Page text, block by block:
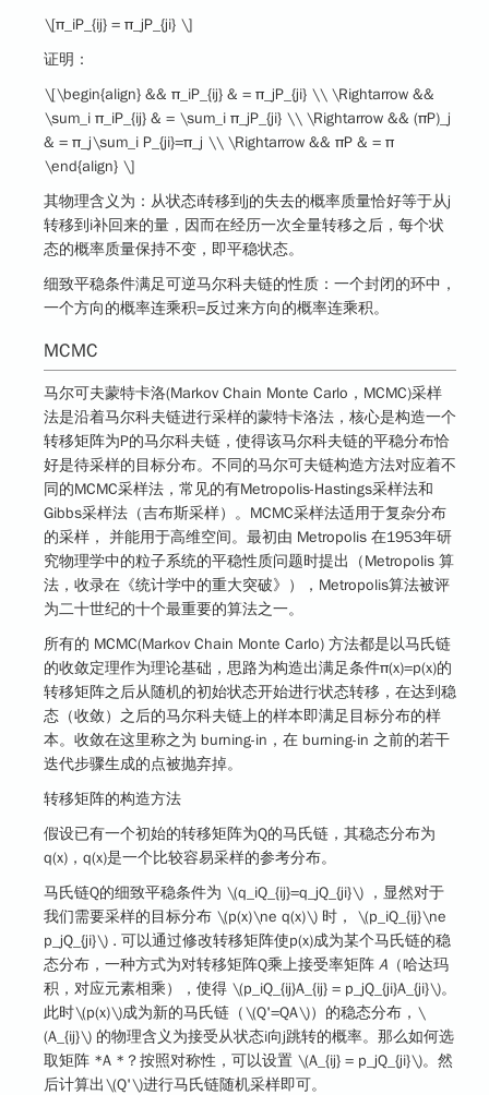
\[π_iP_{ij} = π_jP_{ji} \]
证明：
\[\begin{align} && π_iP_{ij} & = π_jP_{ji} \\ \Rightarrow &&
\sum_i π_iP_{ij} & = \sum_i π_jP_{ji} \\ \Rightarrow && (πP)_j
& = π_j\sum_i P_{ji}=π_j \\ \Rightarrow && πP & = π
\end{align} \]
其物理含义为：从状态i转移到j的失去的概率质量恰好等于从j
转移到i补回来的量，因而在经历一次全量转移之后，每个状
态的概率质量保持不变，即平稳状态。
细致平稳条件满足可逆马尔科夫链的性质：一个封闭的环中，
一个方向的概率连乘积=反过来方向的概率连乘积。
MCMC
马尔可夫蒙特卡洛(Markov Chain Monte Carlo，MCMC)采样
法是沿着马尔科夫链进行采样的蒙特卡洛法， 核心是构造一个
转移矩阵为P的马尔科夫链，使得该马尔科夫链的平稳分布恰
好是待采样的目标分布。 不同的马尔可夫链构造方法对应着不
同的MCMC采样法，常见的有Metropolis-Hastings采样法和
Gibbs采样法（吉布斯采样）。MCMC采样法适用于复杂分布
的采样， 并能用于高维空间。最初由 Metropolis 在1953年研
究物理学中的粒子系统的平稳性质问题时提出（Metropolis 算
法，收录在《统计学中的重大突破》），Metropolis算法被评
为二十世纪的十个最重要的算法之一。
所有的 MCMC(Markov Chain Monte Carlo) 方法都是以马氏链
的收敛定理作为理论基础，思路为构造出满足条件π(x)=p(x)的
转移矩阵之后从随机的初始状态开始进行状态转移，在达到稳
态（收敛）之后的马尔科夫链上的样本即满足目标分布的样
本。收敛在这里称之为 burning-in，在 burning-in 之前的若干
迭代步骤生成的点被抛弃掉。
转移矩阵的构造方法
假设已有一个初始的转移矩阵为Q的马氏链，其稳态分布为
q(x)，q(x)是一个比较容易采样的参考分布。
马氏链Q的细致平稳条件为 \(q_iQ_{ij}=q_jQ_{ji}\) ，显然对于
我们需要采样的目标分布 \(p(x)\ne q(x)\) 时， \(p_iQ_{ij}\ne
p_jQ_{ji}\) . 可以通过修改转移矩阵使p(x)成为某个马氏链的稳
态分布，一种方式为对转移矩阵Q乘上接受率矩阵 A （哈达玛
积，对应元素相乘），使得 \(p_iQ_{ij}A_{ij} = p_jQ_{ji}A_{ji}\)。
此时\(p(x)\)成为新的马氏链（\(Q'=QA\)）的稳态分布， \
(A_{ij}\) 的物理含义为接受从状态i向j跳转的概率。那么如何选
取矩阵 *A *？按照对称性，可以设置 \(A_{ij} = p_jQ_{ji}\)。然
后计算出\(Q'\)进行马氏链随机采样即可。